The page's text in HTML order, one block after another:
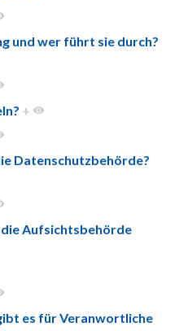
und wer führt sie durch?
+
Datenschutzbehörde?
Aufsichtsbehörde
es für Veranwortliche